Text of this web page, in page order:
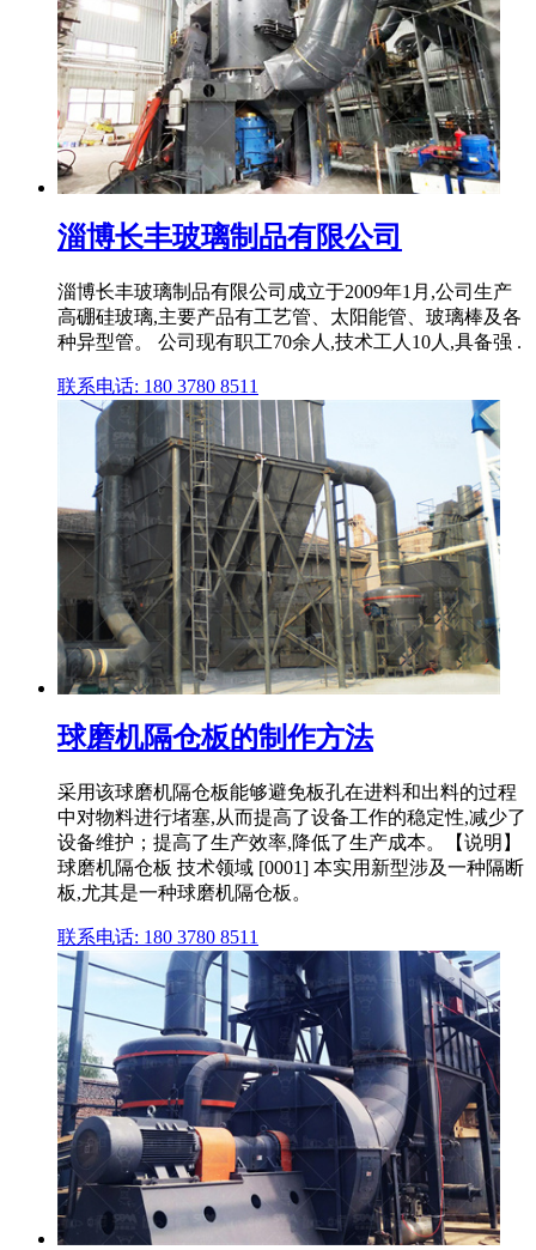
淄博长丰玻璃制品有限公司
淄博长丰玻璃制品有限公司成立于2009年1月,公司生产
高硼硅玻璃,主要产品有工艺管、太阳能管、玻璃棒及各
种异型管。 公司现有职工70余人,技术工人10人,具备强 .
联系电话: 180 3780 8511
球磨机隔仓板的制作方法
采用该球磨机隔仓板能够避免板孔在进料和出料的过程
中对物料进行堵塞,从而提高了设备工作的稳定性,减少了
设备维护；提高了生产效率,降低了生产成本。【说明】
球磨机隔仓板 技术领域 [0001] 本实用新型涉及一种隔断
板,尤其是一种球磨机隔仓板。
联系电话: 180 3780 8511